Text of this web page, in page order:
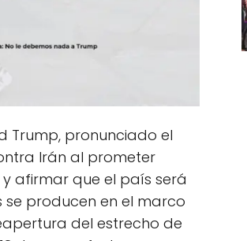
Trump, pronunciado el
Irán al prometer
afirmar que el país será
se producen en el marco
del estrecho de